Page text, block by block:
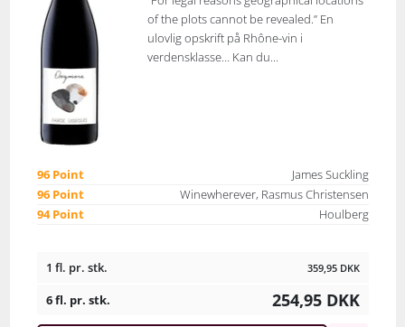
of the plots cannot be revealed.” En
ulovlig opskrift på Rhône-vin i
verdensklasse… Kan du...
96 Point
James Suckling
96 Point
Winewherever, Rasmus Christensen
94 Point
Houlberg
1 fl. pr. stk. 359,95 DKK
6 fl. pr. stk. 254,95 DKK